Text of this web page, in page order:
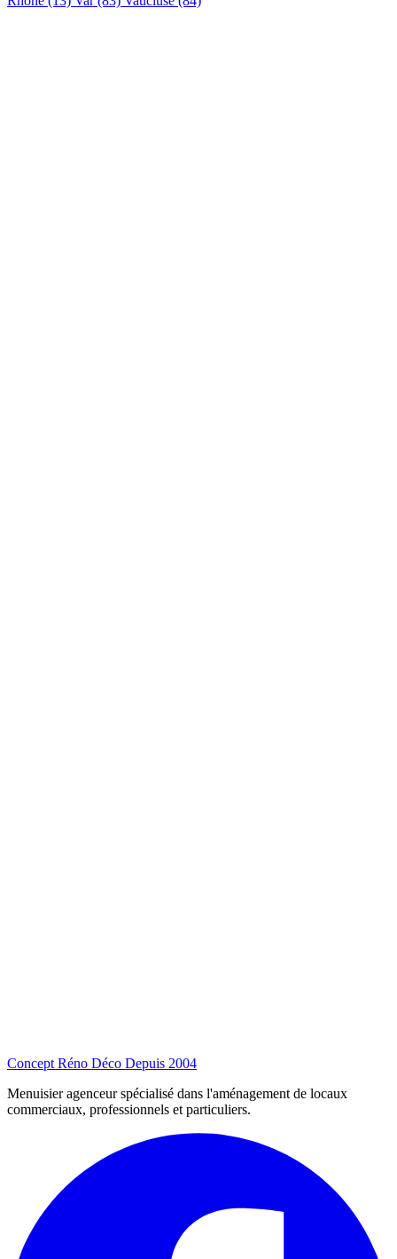
Concept Réno Déco Depuis 2004
Menuisier agenceur spécialisé dans l'aménagement de locaux
commerciaux, professionnels et particuliers.